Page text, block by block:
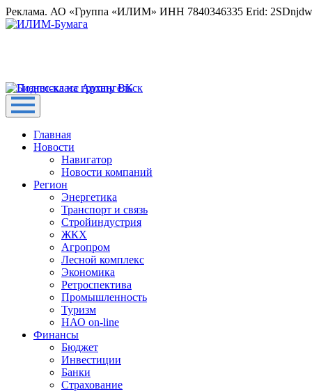
Реклама. АО «Группа «ИЛИМ» ИНН 7840346335 Erid:
Главная
Новости
Навигатор
Новости компаний
Регион
Энергетика
Транспорт и связь
Стройиндустрия
ЖКХ
Агропром
Лесной комплекс
Экономика
Ретроспектива
Промышленность
Туризм
НАО on-line
Финансы
Бюджет
Инвестиции
Банки
Страхование